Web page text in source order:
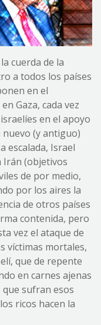
cuerda de la
a todos los países
en el
Gaza, cada vez
en el apoyo
nuevo (y antiguo)
escalada, Israel
Irán (objetivos
de por medio,
por los aires la
de otros países
contenida, pero
vez el ataque de
víctimas mortales,
que de repente
en carnes ajenas
sufran esos
ricos hacen la